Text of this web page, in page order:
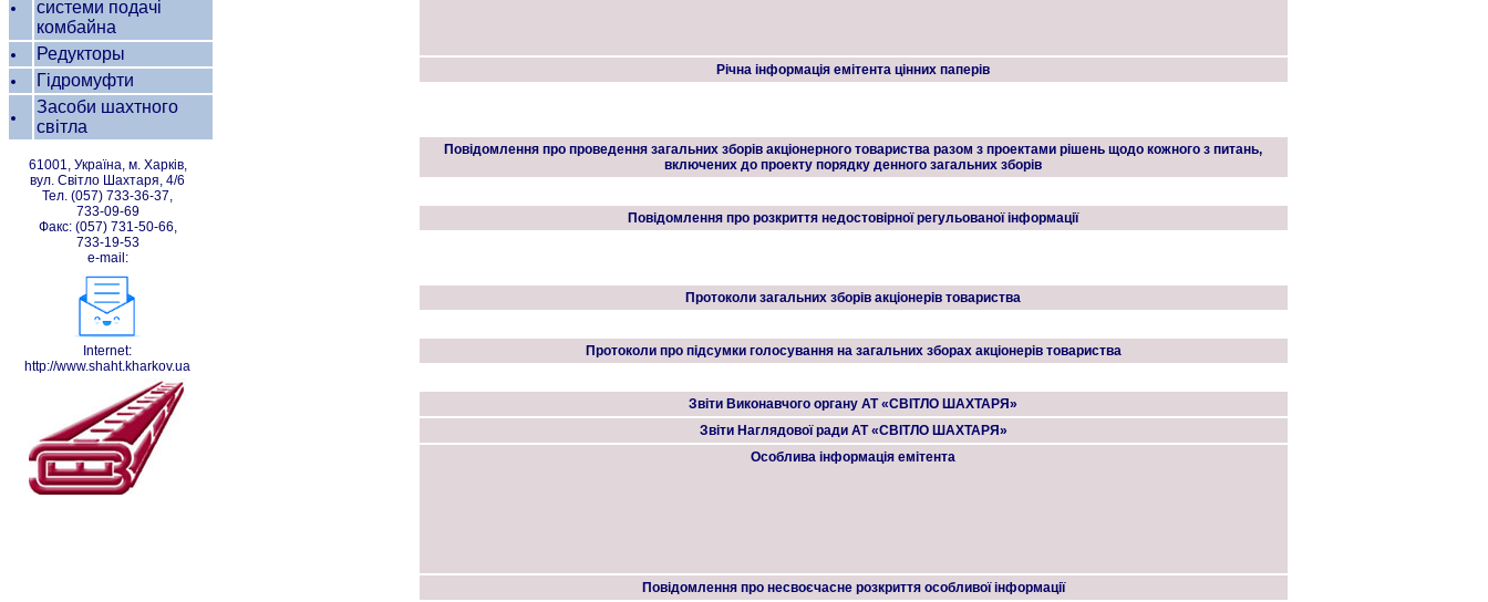
системи подачі
комбайна
Редукторы
Гідромуфти
Засоби шахтного
світла
61001, Україна, м. Харків,
вул. Світло Шахтаря, 4/6
Тел. (057) 733-36-37,
733-09-69
Факс: (057) 731-50-66,
733-19-53
e-mail:
Internet:
http://www.shaht.kharkov.ua
Річна інформація емітента цінних паперів
Повідомлення про проведення загальних зборів акціонерного товариства разом з проектами рішень щодо кожного з питань,
включених до проекту порядку денного загальних зборів
Повідомлення про розкриття недостовірної регульованої інформації
Протоколи загальних зборів акціонерів товариства
Протоколи про підсумки голосування на загальних зборах акціонерів товариства
Звіти Виконавчого органу АТ «СВІТЛО ШАХТАРЯ»
Звіти Наглядової ради АТ «СВІТЛО ШАХТАРЯ»
Особлива інформація емітента
Повідомлення про несвоєчасне розкриття особливої інформації